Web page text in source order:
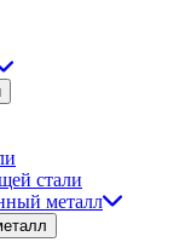
стали
металл